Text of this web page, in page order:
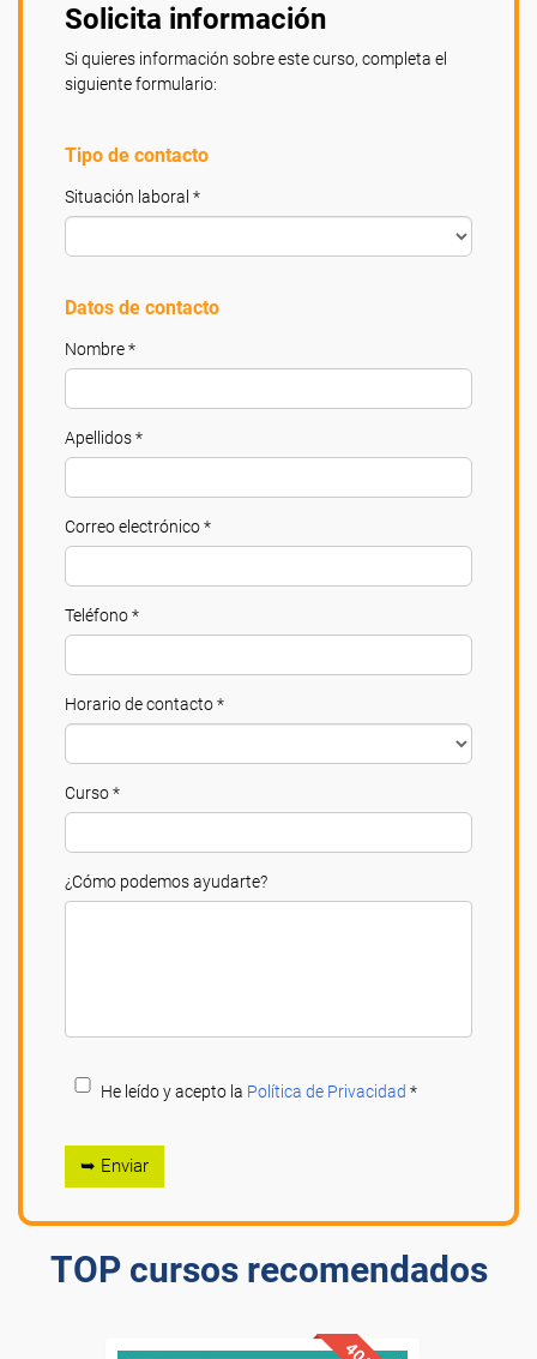
Solicita información
Si quieres información sobre este curso, completa el
siguiente formulario:
Tipo de contacto
Situación laboral *
Datos de contacto
Nombre *
Apellidos *
Correo electrónico *
Teléfono *
Horario de contacto *
Curso *
¿Cómo podemos ayudarte?
He leído y acepto la Política de Privacidad *
➥ Enviar
TOP cursos recomendados